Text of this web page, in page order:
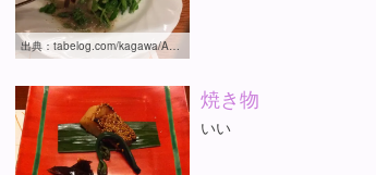
出典： tabelog.com/kagawa/A3701/A370101/37001103
焼き物
いい